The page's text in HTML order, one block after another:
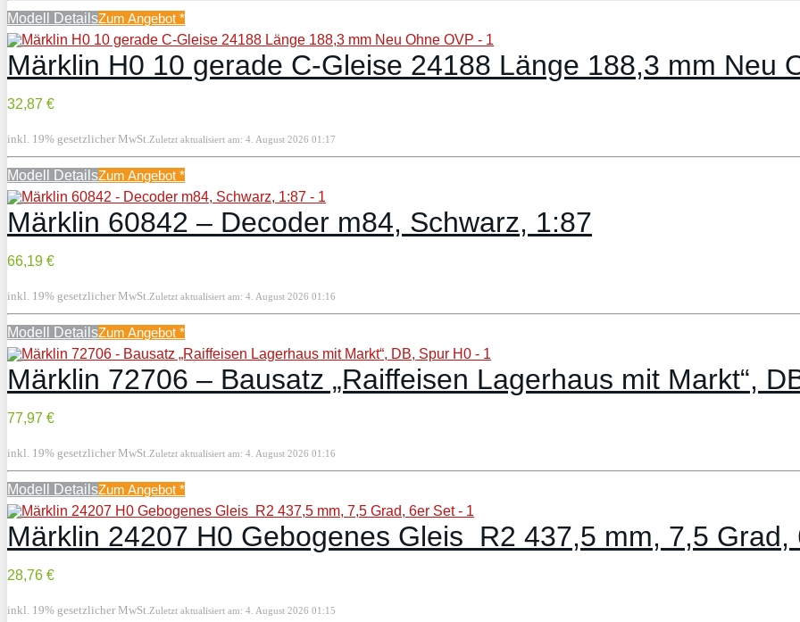
Modell DetailsZum Angebot *
Märklin H0 10 gerade C-Gleise 24188 Länge 188,3 mm Neu
32,87 €
inkl. 19% gesetzlicher MwSt. Zuletzt aktualisiert am: 4. August 2026 01:17
Modell DetailsZum Angebot *
Märklin 60842 – Decoder m84, Schwarz, 1:87
66,19 €
inkl. 19% gesetzlicher MwSt. Zuletzt aktualisiert am: 4. August 2026 01:16
Modell DetailsZum Angebot *
Märklin 72706 – Bausatz „Raiffeisen Lagerhaus mit Markt“,
77,97 €
inkl. 19% gesetzlicher MwSt. Zuletzt aktualisiert am: 4. August 2026 01:16
Modell DetailsZum Angebot *
Märklin 24207 H0 Gebogenes Gleis R2 437,5 mm, 7,5 Grad,
28,76 €
inkl. 19% gesetzlicher MwSt. Zuletzt aktualisiert am: 4. August 2026 01:15